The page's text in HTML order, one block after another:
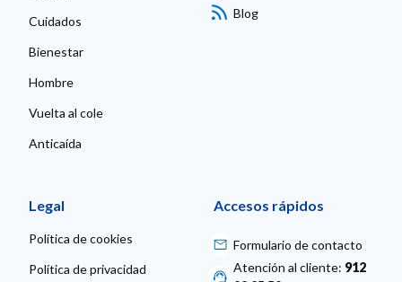
Cuidados
Bienestar
Hombre
Vuelta al cole
Anticaída
Blog
Legal
Política de cookies
Política de privacidad
Accesos rápidos
Formulario de contacto
Atención al cliente: 912